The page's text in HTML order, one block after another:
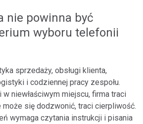
nie powinna być
wyboru telefonii
sprzedaży, obsługi klienta,
i codziennej pracy zespołu.
niewłaściwym miejscu, firma traci
się dodzwonić, traci cierpliwość.
wymaga czytania instrukcji i pisania